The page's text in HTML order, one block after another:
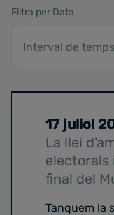
17 juliol
La llei
electorals
final del
Tanquem la
Filtra per Data